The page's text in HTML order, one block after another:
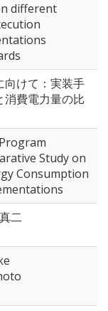
different
向けて：実装手
消費電力量の比
Study on
Consumption
二